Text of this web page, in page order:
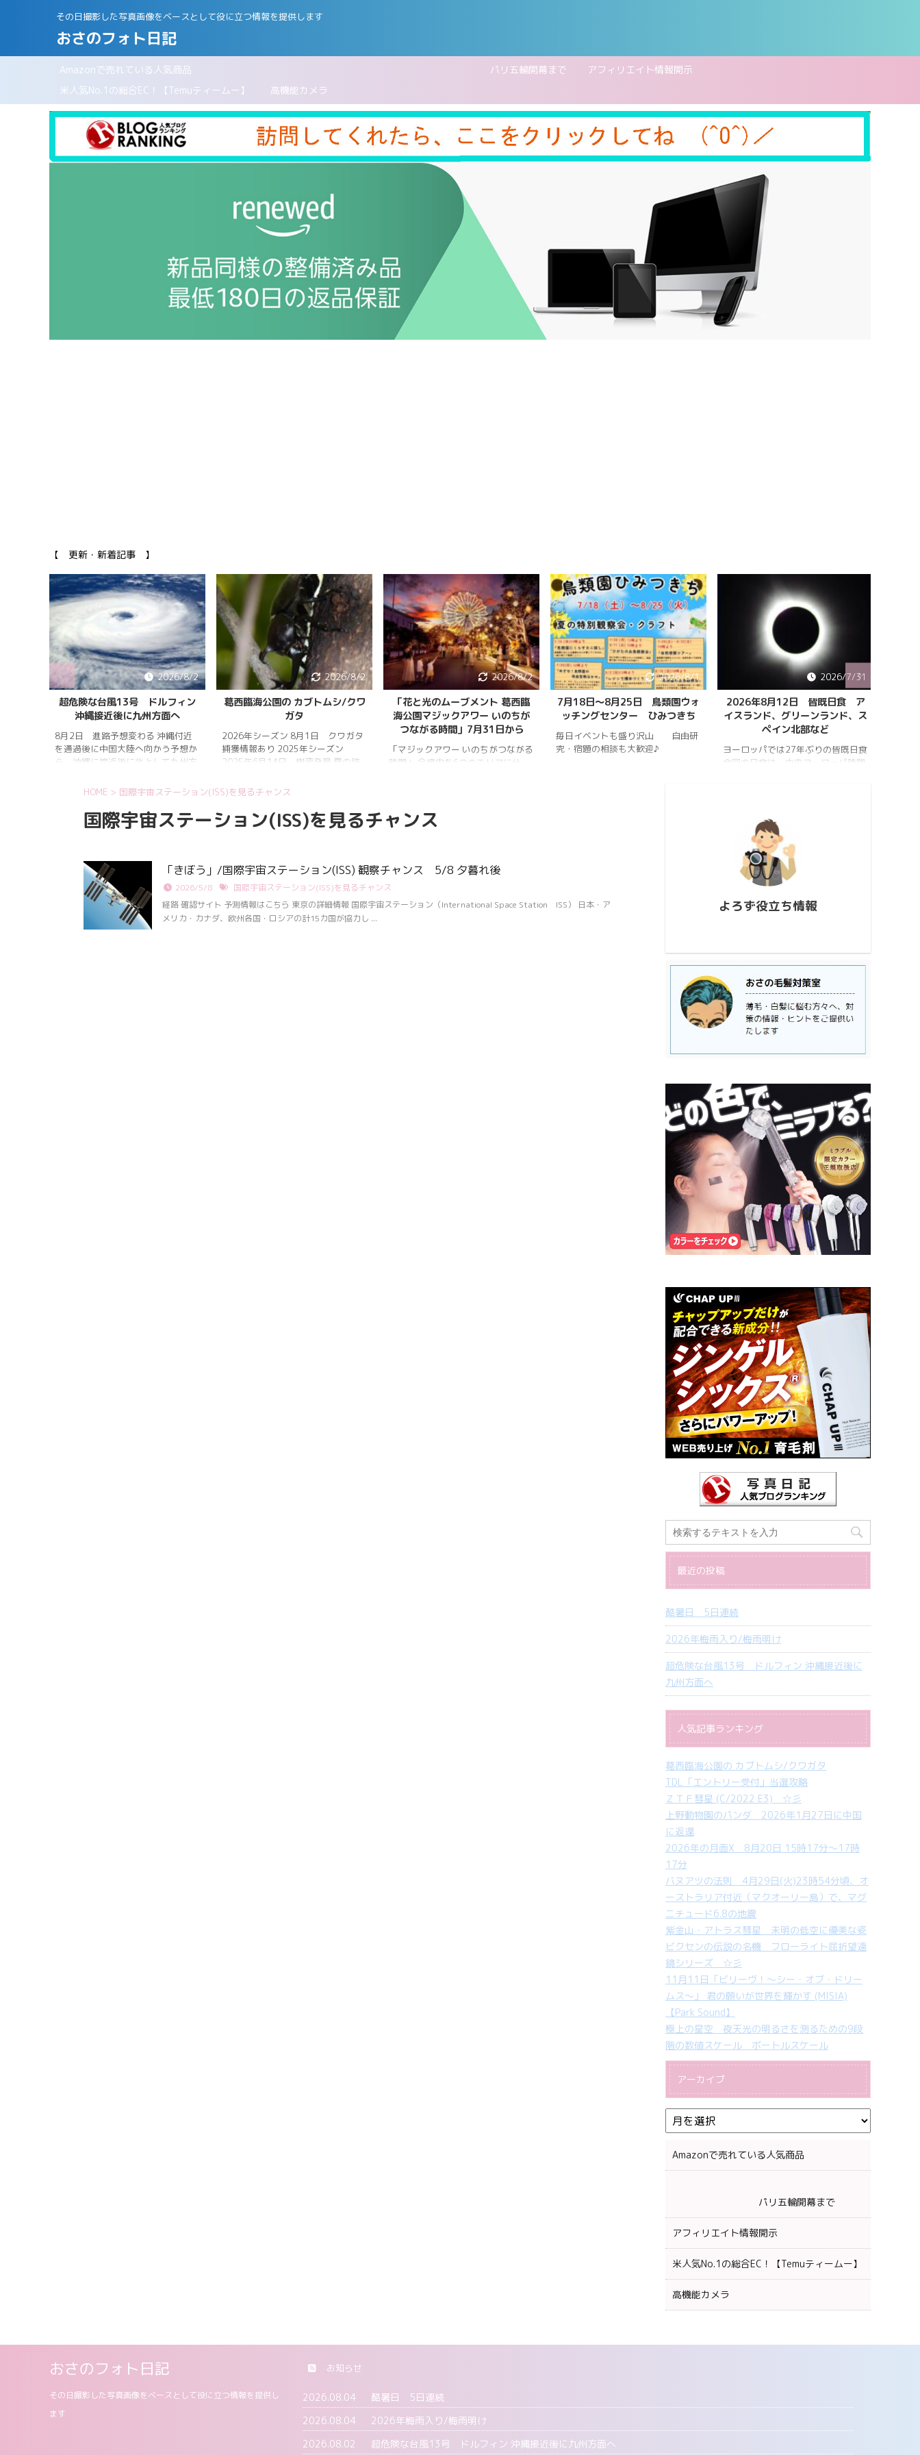
その日撮影した写真画像をベースとして役に立つ情報を提供します
おさのフォト日記
Amazonで売れている人気商品 パリ五輪開幕まで
アフィリエイト情報開示
米人気No.1の総合EC！【Temuティームー】
高機能カメラ
【 更新・新着記事 】
2026/8/2
超危険な台風13号 ドルフィン
沖縄接近後に九州方面へ
8月2日 進路予想変わる 沖縄付近
を通過後に中国大陸へ向かう予想か
ら、沖縄に接近後に北上して九州方
庁
パ中期予報センター 気象庁 8月
31日 6:00 8月30日 5:20 8月1日
上の海域を西進する見込みで、猛烈
な勢力になる見込み。
2026/8/2
葛西臨海公園の カブトムシ/クワ
ガタ
2026年シーズン 8月1日 クワガタ
捕獲情報あり 2025年シーズン
2025年6月14日 樹液発見 夏の訪
く、樹液の出方は低調。新水族園の
建設の影響もあってか、カブトム
シ・クワガタの確認情報はかなり減
りましたが、カブトムシ・ノコギリ
思われます。 2025年3月28日 冬
眠していたコクワガタ全員が目覚め
ました!! 2025年2月17日 冬眠して
いたコクワガタ♂が目覚めました!!
昆虫ゼリーを吸って ...
2026/8/2
「花と光のムーブメント 葛西臨
海公園マジックアワー いのちが
つながる時間」7月31日から
「マジックアワー いのちがつながる
時間」 会場内を6つのエリアに分
間は18時～20時30分。 「フォト
スポット」（ひまわり畑内） 噴水
出「Deep Sea Night（深海の夜）」
2026/8/1
7月18日〜8月25日 鳥類園ウォ
ッチングセンター ひみつきち
毎日イベントも盛り沢山 自由研
究・宿題の相談も大歓迎♪
2026/7/31
2026年8月12日 皆既日食 ア
イスランド、グリーンランド、ス
ペイン北部など
ヨーロッパでは27年ぶりの皆既日食
今回の日食は、中央ヨーロッパ時間
726_173927.mp4
https://www.youtube.com/watch?
v=AUJyBTySGso
HOME > 国際宇宙ステーション(ISS)を見るチャンス
国際宇宙ステーション(ISS)を見るチャンス
「きぼう」/国際宇宙ステーション(ISS) 観察チャンス 5/8 夕暮れ後
2026/5/8
国際宇宙ステーション(ISS)を見るチャンス
経路 確認サイト 予測情報はこちら 東京の詳細情報 国際宇宙ステーション（International Space Station ISS） 日本・ア
メリカ・カナダ、欧州各国・ロシアの計15カ国が協力し ...
よろず役立ち情報
最近の投稿
酷暑日 5日連続
2026年梅雨入り/梅雨明け
超危険な台風13号 ドルフィン 沖縄接近後に
九州方面へ
人気記事ランキング
葛西臨海公園の カブトムシ/クワガタ
TDL「エントリー受付」当選攻略
ＺＴＦ彗星 (C/2022 E3) ☆彡
上野動物園のパンダ 2026年1月27日に中国
に返還
2026年の月面X 8月20日 15時17分～17時
17分
バヌアツの法則 4月29日(火)23時54分頃、オ
ーストラリア付近（マクオーリー島）で、マグ
ニチュード6.8の地震
紫金山・アトラス彗星 未明の低空に優美な姿
ビクセンの伝説の名機 フローライト屈折望遠
鏡シリーズ ☆彡
11月11日「ビリーヴ！～シー・オブ・ドリー
ムス～」 君の願いが世界を輝かす (MISIA)
【Park Sound】
極上の星空 夜天光の明るさを測るための9段
階の数値スケール ボートルスケール
アーカイブ
Amazonで売れている人気商品
パリ五輪開幕まで
アフィリエイト情報開示
米人気No.1の総合EC！【Temuティームー】
高機能カメラ
お知らせ
2026.08.04
酷暑日 5日連続
2026.08.04
2026年梅雨入り/梅雨明け
2026.08.02
超危険な台風13号 ドルフィン 沖縄接近後に九州方面へ
おさのフォト日記
その日撮影した写真画像をベースとして役に立つ情報を提供し
ます